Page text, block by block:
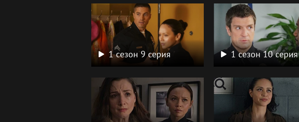
1 сезон 9 серия 1 сезон 10 серия